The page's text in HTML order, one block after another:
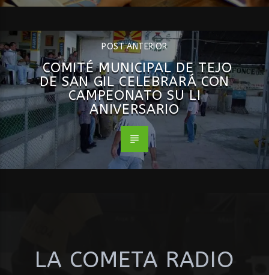
POST ANTERIOR
COMITÉ MUNICIPAL DE TEJO
DE SAN GIL CELEBRARÁ CON
CAMPEONATO SU LI
ANIVERSARIO
LA COMETA RADIO